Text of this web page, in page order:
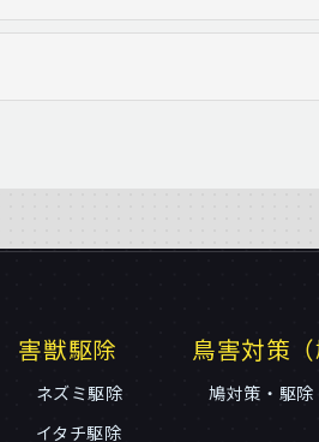
害獣駆除
ネズミ駆除
イタチ駆除
鳥害対策（
鳩対策・駆除